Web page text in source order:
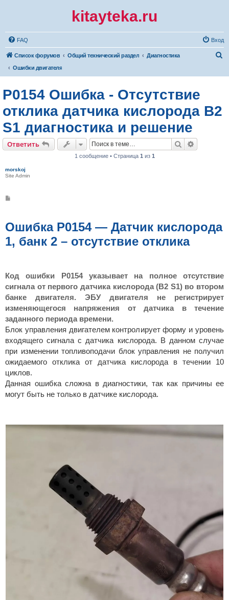
kitayteka.ru
FAQ Вход
Список форумов Общий технический раздел
Диагностика
Ошибки двигателя
P0154 Ошибка - Отсутствие
отклика датчика кислорода B2
S1 диагностика и решение
Ответить Поиск
1 сообщение • Страница 1 из 1
morskoj
Site Admin
щ
е
е
Ошибка P0154 — Датчик кислорода
1, банк 2 – отсутствие отклика
Код ошибки P0154 указывает на полное отсутствие
сигнала от первого датчика кислорода (B2 S1) во втором
банке двигателя. ЭБУ двигателя не регистрирует
изменяющегося напряжения от датчика в течение
заданного периода времени.
Блок управления двигателем контролирует форму и уровень
входящего сигнала с датчика кислорода. В данном случае
при изменении топливоподачи блок управления не получил
ожидаемого отклика от датчика кислорода в течении 10
циклов.
Данная ошибка сложна в диагностики, так как причины ее
могут быть не только в датчике кислорода.